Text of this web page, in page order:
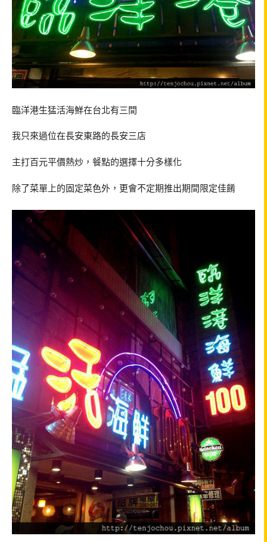
臨洋港生猛活海鮮在台北有三間
我只來過位在長安東路的長安三店
主打百元平價熱炒，餐點的選擇十分多樣化
除了菜單上的固定菜色外，更會不定期推出期間限定佳餚